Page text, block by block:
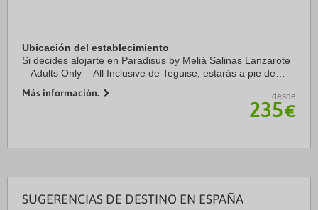
Ubicación del establecimiento
Si decides alojarte en Paradisus by Meliá Salinas Lanzarote
– Adults Only – All Inclusive de Teguise, estarás a pie de
Las Cucharas. Además, este ...
Más información. desde
235€
SUGERENCIAS DE DESTINO EN ESPAÑA